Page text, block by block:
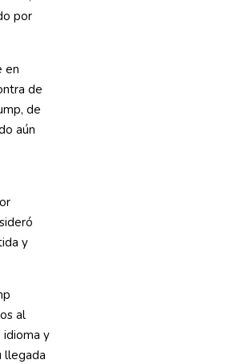
por
en
de
de
aún
y
al
idioma y
llegada